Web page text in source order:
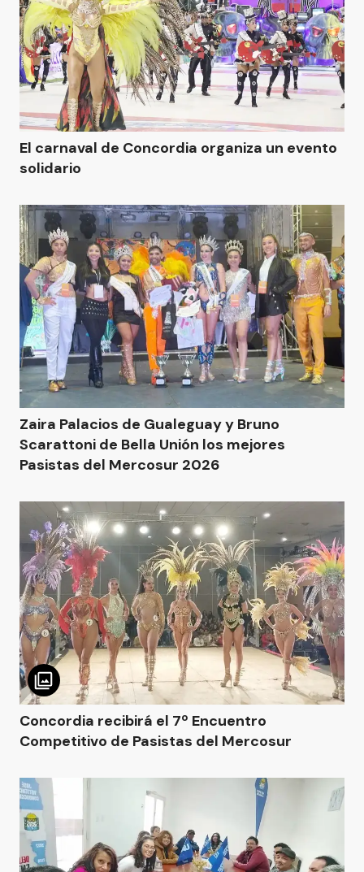
El carnaval de Concordia organiza un evento
solidario
Zaira Palacios de Gualeguay y Bruno
Scarattoni de Bella Unión los mejores
Pasistas del Mercosur 2026
Concordia recibirá el 7º Encuentro
Competitivo de Pasistas del Mercosur